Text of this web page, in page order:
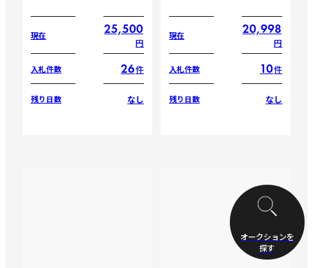
現在 25,500
円
入札件数 26件
残り日数 なし
現在 20,998
円
入札件数 10件
残り日数 なし
オークションを
探す